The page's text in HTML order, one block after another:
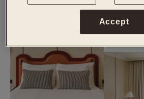
Accept